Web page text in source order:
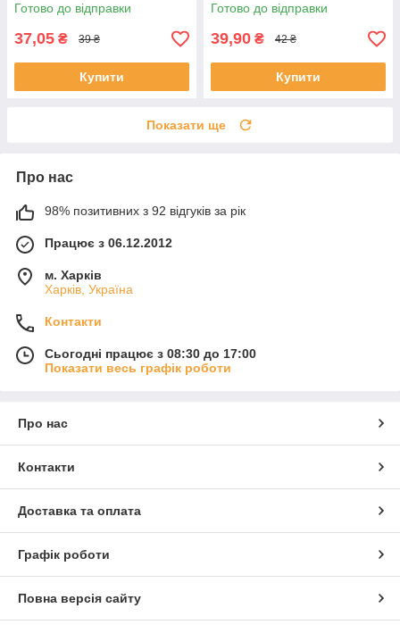
Готово до відправки
37,05 ₴ 39 ₴
Купити
Готово до відправки
39,90 ₴ 42 ₴
Купити
Показати ще
Про нас
98% позитивних з 92 відгуків за рік
Працює з 06.12.2012
м. Харків
Харків, Україна
Контакти
Сьогодні працює з 08:30 до 17:00
Показати весь графік роботи
Про нас
Контакти
Доставка та оплата
Графік роботи
Повна версія сайту